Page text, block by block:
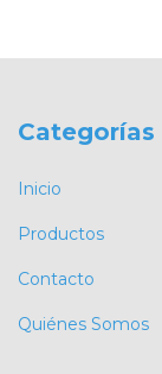
Categorías
Inicio
Productos
Contacto
Quiénes Somos